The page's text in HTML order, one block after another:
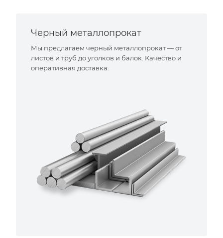
Черный металлопрокат
Мы предлагаем черный металлопрокат — от
листов и труб до уголков и балок. Качество и
оперативная доставка.